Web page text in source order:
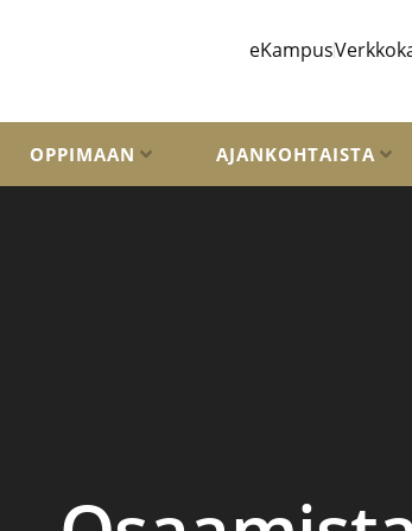
eKampus
OPPIMAAN AJANKOHTAISTA